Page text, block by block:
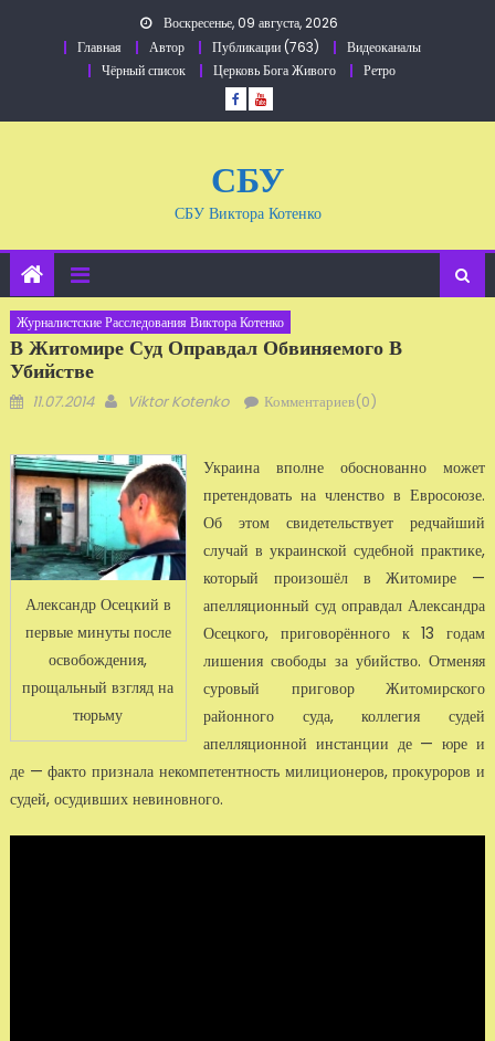
Воскресенье, 09 августа, 2026
Главная
Автор Публикации (763)
Видеоканалы
Чёрный список
Церковь Бога Живого Ретро
СБУ
СБУ Виктора Котенко
Журналистские Расследования Виктора Котенко
В Житомире Суд Оправдал Обвиняемого В
Убийстве
Добавлено
11.07.2014 Автор
Viktor Kotenko Комментариев(0)
Александр Осецкий в
первые минуты после
освобождения,
прощальный взгляд на
тюрьму
Украина вполне обоснованно может
претендовать на членство в Евросоюзе.
Об этом свидетельствует редчайший
случай в украинской судебной практике,
который произошёл в Житомире —
апелляционный суд оправдал Александра
Осецкого, приговорённого к 13 годам
лишения свободы за убийство. Отменяя
суровый приговор Житомирского
районного суда, коллегия судей
апелляционной инстанции де — юре и
де — факто признала некомпетентность милиционеров, прокуроров и
судей, осудивших невиновного.